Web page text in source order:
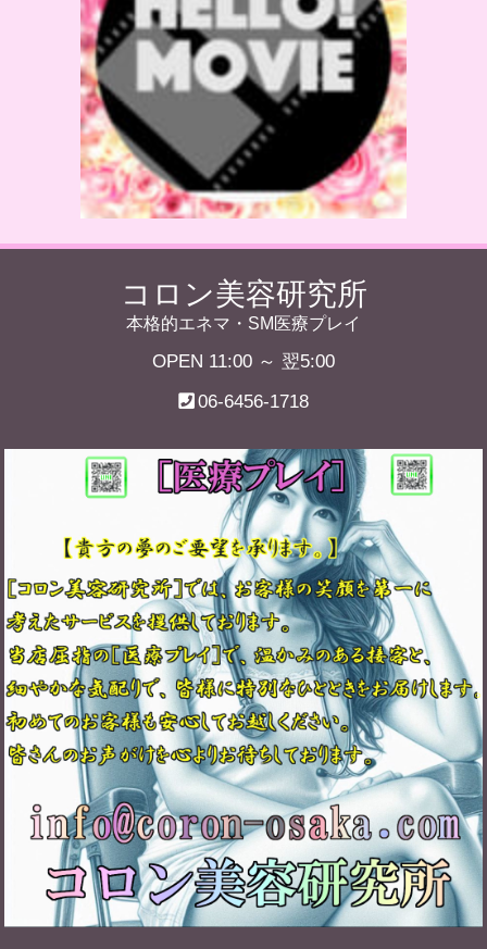
コロン美容研究所
本格的エネマ・SM医療プレイ
OPEN 11:00 ～ 翌5:00
06-6456-1718